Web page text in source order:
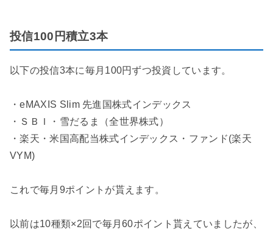
投信100円積立3本
以下の投信3本に毎月100円ずつ投資しています。
・eMAXIS Slim 先進国株式インデックス
・ＳＢＩ・雪だるま（全世界株式）
・楽天・米国高配当株式インデックス・ファンド(楽天
VYM)
これで毎月9ポイントが貰えます。
以前は10種類×2回で毎月60ポイント貰えていましたが、